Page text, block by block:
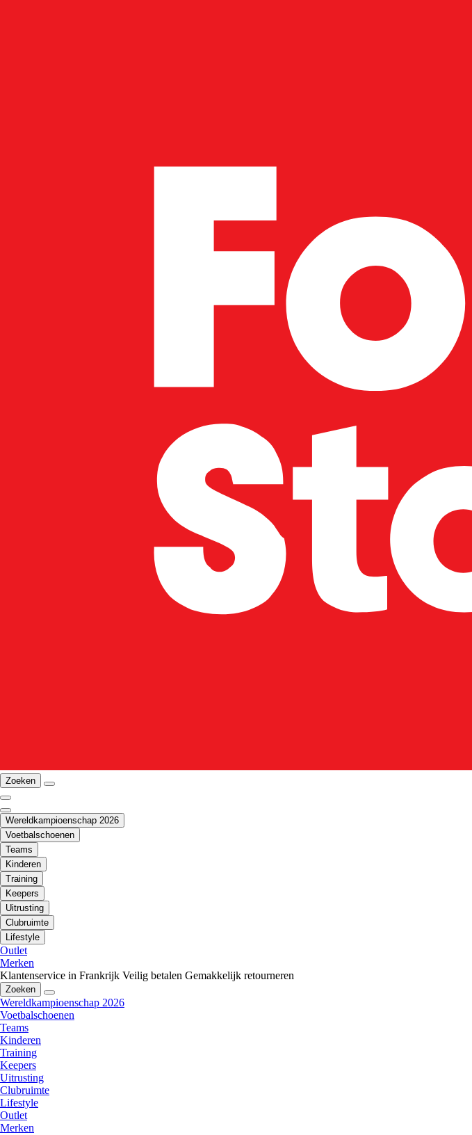
Zoeken
Wereldkampioenschap 2026
Voetbalschoenen
Teams
Kinderen
Training
Keepers
Uitrusting
Clubruimte
Lifestyle
Outlet
Merken
Klantenservice in Frankrijk Veilig betalen Gemakkelijk retourneren
Zoeken
Wereldkampioenschap 2026
Voetbalschoenen
Teams
Kinderen
Training
Keepers
Uitrusting
Clubruimte
Lifestyle
Outlet
Merken